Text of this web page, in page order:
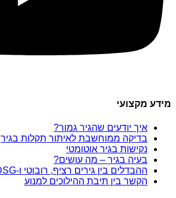
מידע מקצועי
איך יודעים שהגיר גמור?
בדיקה ממוחשבת לאיתור תקלות בגיר
נקישות בגיר אוטומטי
בעיה בגיר – מה עושים?
ההבדלים בין גירים רציף, רובוטי ו-DSG
הקשר בין תיבת ההילוכים למנוע